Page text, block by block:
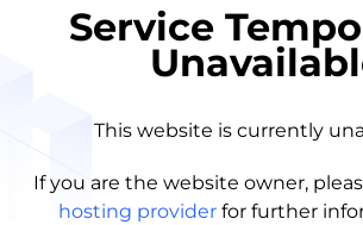
Service
This website is currently
If you are the website owner,
hosting provider for further